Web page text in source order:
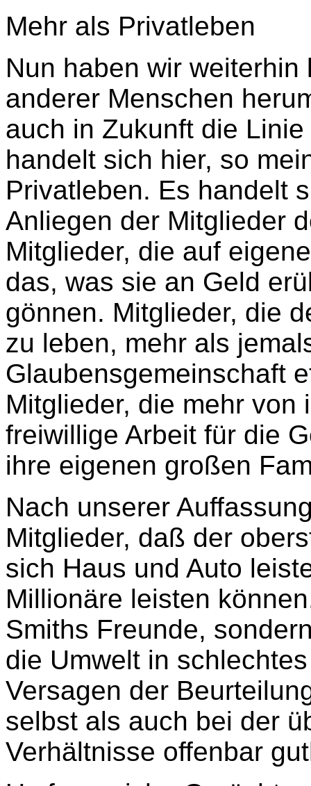
Mehr als Privatleben
Nun haben wir
anderer Menschen
auch in Zukunft die
handelt sich hier, so
Privatleben. Es handelt
Anliegen der Mitglieder
Mitglieder, die auf
das, was sie an Geld
gönnen. Mitglieder, die
zu leben, mehr als
Glaubensgemeinschaft
Mitglieder, die mehr
freiwillige Arbeit für die
ihre eigenen großen
Nach unserer
Mitglieder, daß der
sich Haus und Auto
Millionäre leisten
Smiths Freunde,
die Umwelt in
Versagen der
selbst als auch bei der
Verhältnisse offenbar